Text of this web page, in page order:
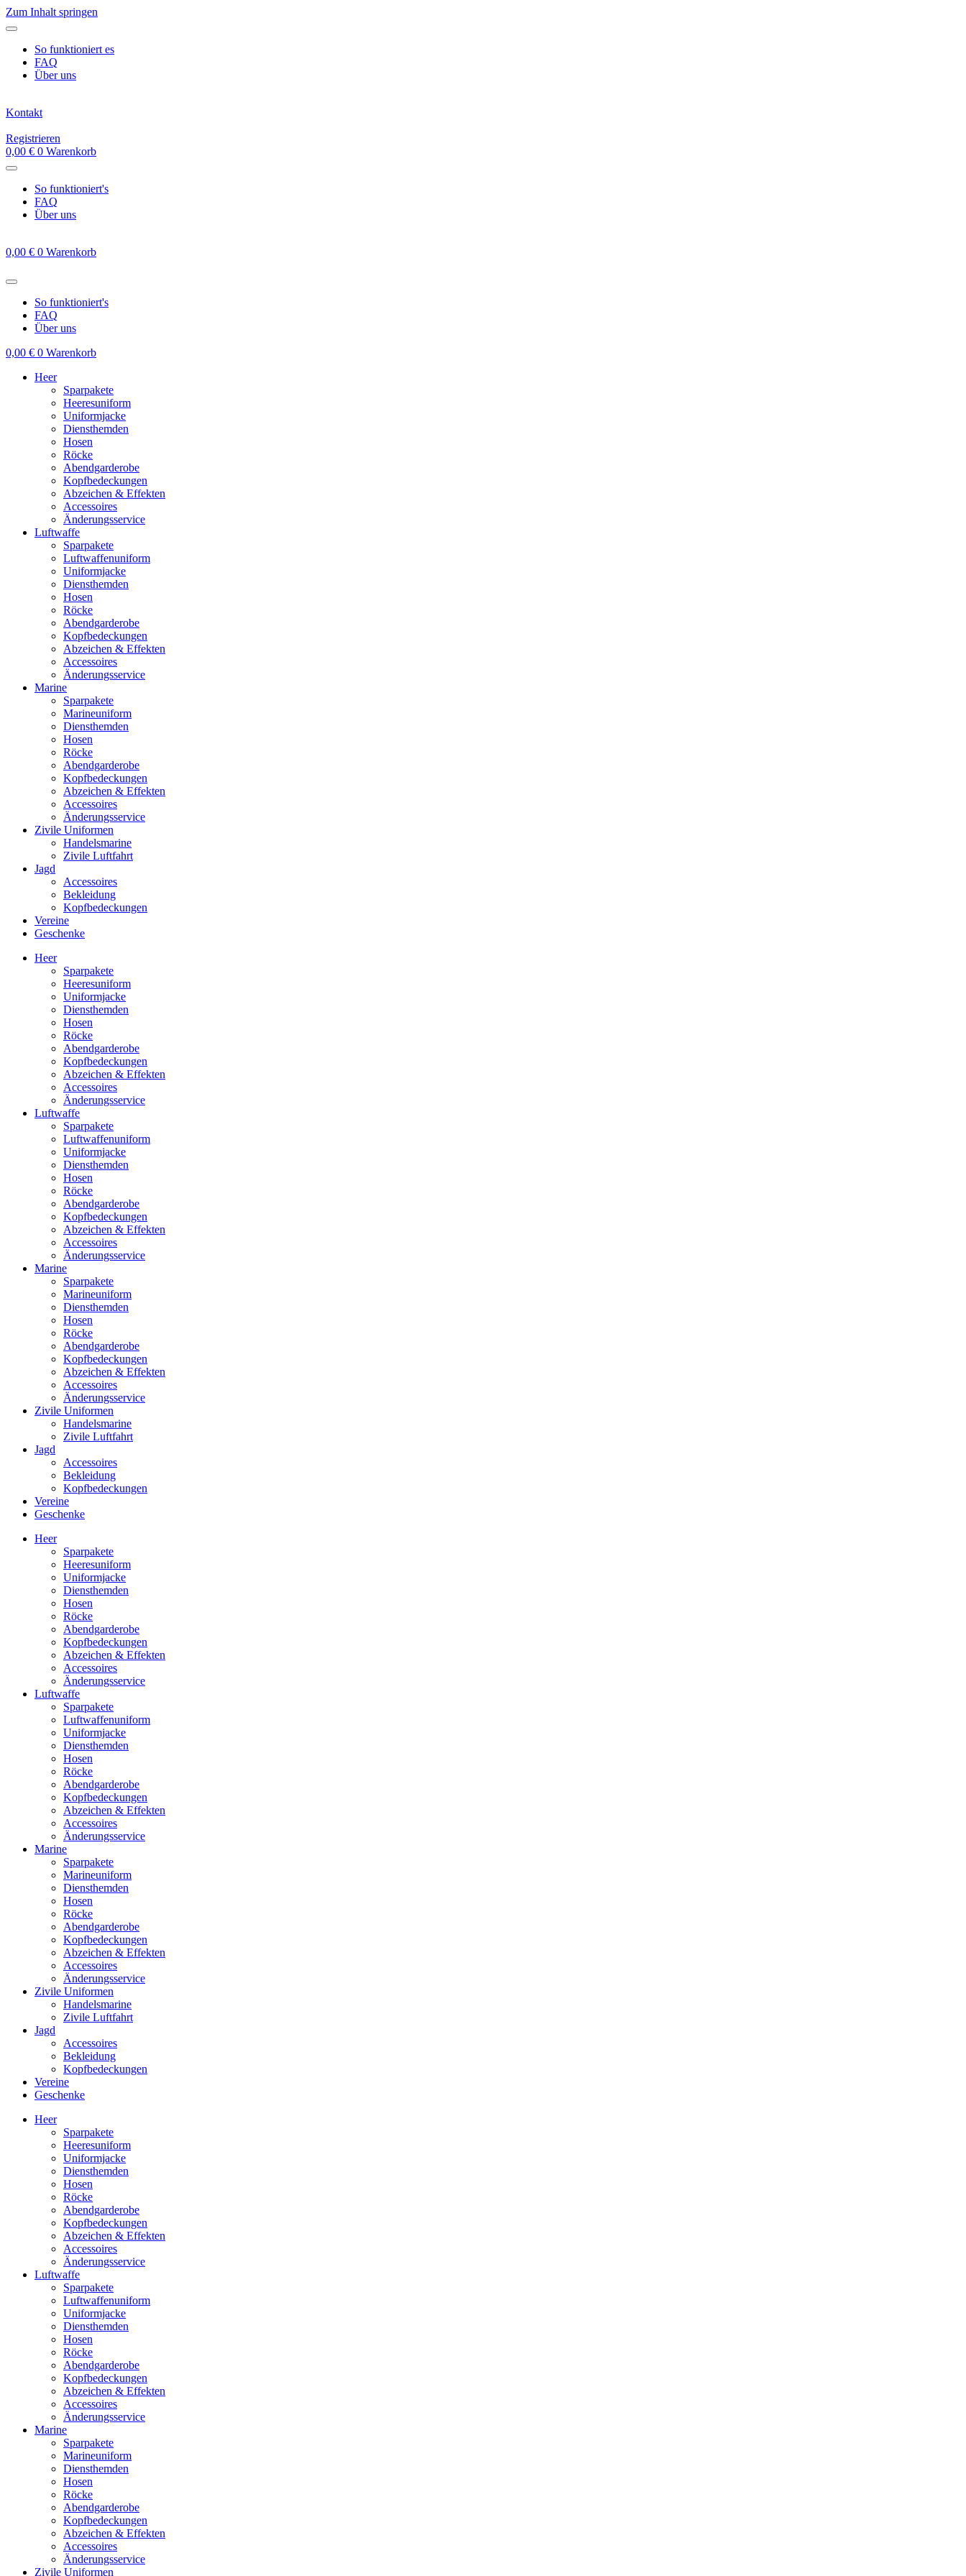
Zum Inhalt springen
So funktioniert es
FAQ
Über uns
Kontakt
Registrieren
0,00 € 0 Warenkorb
So funktioniert's
FAQ
Über uns
0,00 € 0 Warenkorb
So funktioniert's
FAQ
Über uns
0,00 € 0 Warenkorb
Heer
Sparpakete
Heeresuniform
Uniformjacke
Diensthemden
Hosen
Röcke
Abendgarderobe
Kopfbedeckungen
Abzeichen & Effekten
Accessoires
Änderungsservice
Luftwaffe
Sparpakete
Luftwaffenuniform
Uniformjacke
Diensthemden
Hosen
Röcke
Abendgarderobe
Kopfbedeckungen
Abzeichen & Effekten
Accessoires
Änderungsservice
Marine
Sparpakete
Marineuniform
Diensthemden
Hosen
Röcke
Abendgarderobe
Kopfbedeckungen
Abzeichen & Effekten
Accessoires
Änderungsservice
Zivile Uniformen
Handelsmarine
Zivile Luftfahrt
Jagd
Accessoires
Bekleidung
Kopfbedeckungen
Vereine
Geschenke
Heer
Sparpakete
Heeresuniform
Uniformjacke
Diensthemden
Hosen
Röcke
Abendgarderobe
Kopfbedeckungen
Abzeichen & Effekten
Accessoires
Änderungsservice
Luftwaffe
Sparpakete
Luftwaffenuniform
Uniformjacke
Diensthemden
Hosen
Röcke
Abendgarderobe
Kopfbedeckungen
Abzeichen & Effekten
Accessoires
Änderungsservice
Marine
Sparpakete
Marineuniform
Diensthemden
Hosen
Röcke
Abendgarderobe
Kopfbedeckungen
Abzeichen & Effekten
Accessoires
Änderungsservice
Zivile Uniformen
Handelsmarine
Zivile Luftfahrt
Jagd
Accessoires
Bekleidung
Kopfbedeckungen
Vereine
Geschenke
Heer
Sparpakete
Heeresuniform
Uniformjacke
Diensthemden
Hosen
Röcke
Abendgarderobe
Kopfbedeckungen
Abzeichen & Effekten
Accessoires
Änderungsservice
Luftwaffe
Sparpakete
Luftwaffenuniform
Uniformjacke
Diensthemden
Hosen
Röcke
Abendgarderobe
Kopfbedeckungen
Abzeichen & Effekten
Accessoires
Änderungsservice
Marine
Sparpakete
Marineuniform
Diensthemden
Hosen
Röcke
Abendgarderobe
Kopfbedeckungen
Abzeichen & Effekten
Accessoires
Änderungsservice
Zivile Uniformen
Handelsmarine
Zivile Luftfahrt
Jagd
Accessoires
Bekleidung
Kopfbedeckungen
Vereine
Geschenke
Heer
Sparpakete
Heeresuniform
Uniformjacke
Diensthemden
Hosen
Röcke
Abendgarderobe
Kopfbedeckungen
Abzeichen & Effekten
Accessoires
Änderungsservice
Luftwaffe
Sparpakete
Luftwaffenuniform
Uniformjacke
Diensthemden
Hosen
Röcke
Abendgarderobe
Kopfbedeckungen
Abzeichen & Effekten
Accessoires
Änderungsservice
Marine
Sparpakete
Marineuniform
Diensthemden
Hosen
Röcke
Abendgarderobe
Kopfbedeckungen
Abzeichen & Effekten
Accessoires
Änderungsservice
Zivile Uniformen